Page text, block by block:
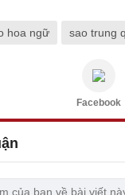
hoa ngữ sao trung
Facebook